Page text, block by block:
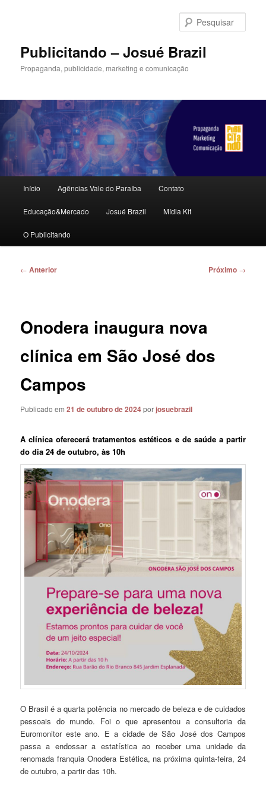
principalPublicitando – Josué Brazil
Propaganda, publicidade, marketing e comunicação
principal
Início Agências Vale do Paraíba Contato
Educação&Mercado Josué Brazil Mídia Kit
O Publicitando
Navegação
← Anterior Próximo →
Onodera inaugura nova
clínica em São José dos
Campos
Publicado em21 de outubro de 2024porjosuebrazil
A clínica oferecerá tratamentos estéticos e de saúde a partir
do dia 24 de outubro, às 10h
O Brasil é a quarta potência no mercado de beleza e de cuidados
pessoais do mundo. Foi o que apresentou a consultoria da
Euromonitor este ano. E a cidade de São José dos Campos
passa a endossar a estatística ao receber uma unidade da
renomada franquia Onodera Estética, na próxima quinta-feira, 24
de outubro, a partir das 10h.